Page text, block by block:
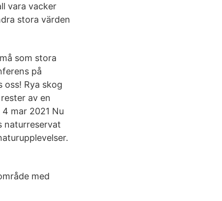
vara vacker
stora värden
som stora
på
oss! Rya skog
av en
mar 2021 Nu
naturreservat
med